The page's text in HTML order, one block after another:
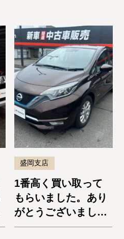
す！
盛岡支店
1番高く買い取って
もらいました。あり
がとうございまし
た。ノートe-Power